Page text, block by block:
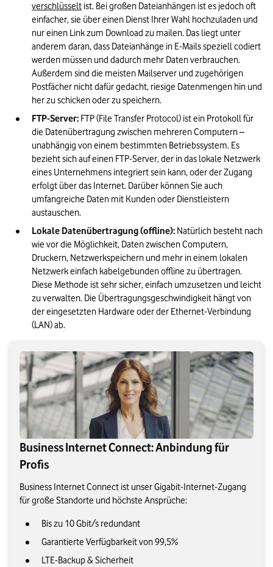
verschlüsselt ist. Bei großen Dateianhängen ist es jedoch oft
einfacher, sie über einen Dienst Ihrer Wahl hochzuladen und
nur einen Link zum Download zu mailen. Das liegt unter
anderem daran, dass Dateianhänge in E-Mails speziell codiert
werden müssen und dadurch mehr Daten verbrauchen.
Außerdem sind die meisten Mailserver und zugehörigen
Postfächer nicht dafür gedacht, riesige Datenmengen hin und
her zu schicken oder zu speichern.
FTP-Server: FTP (File Transfer Protocol) ist ein Protokoll für
die Datenübertragung zwischen mehreren Computern –
unabhängig von einem bestimmten Betriebssystem. Es
bezieht sich auf einen FTP-Server, der in das lokale Netzwerk
eines Unternehmens integriert sein kann, oder der Zugang
erfolgt über das Internet. Darüber können Sie auch
umfangreiche Daten mit Kunden oder Dienstleistern
austauschen.
Lokale Datenübertragung (offline): Natürlich besteht nach
wie vor die Möglichkeit, Daten zwischen Computern,
Druckern, Netzwerkspeichern und mehr in einem lokalen
Netzwerk einfach kabelgebunden offline zu übertragen.
Diese Methode ist sehr sicher, einfach umzusetzen und leicht
zu verwalten. Die Übertragungsgeschwindigkeit hängt von
der eingesetzten Hardware oder der Ethernet-Verbindung
(LAN) ab.
Business Internet Connect: Anbindung für
Profis
Business Internet Connect ist unser Gigabit-Internet-Zugang
für große Standorte und höchste Ansprüche:
Bis zu 10 Gbit/s redundant
Garantierte Verfügbarkeit von 99,5%
LTE-Backup & Sicherheit